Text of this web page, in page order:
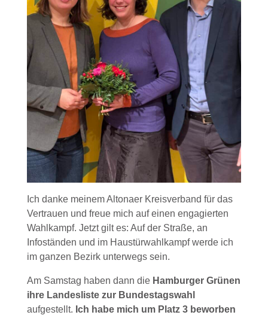
Ich danke meinem Altonaer Kreisverband für das
Vertrauen und freue mich auf einen engagierten
Wahlkampf. Jetzt gilt es: Auf der Straße, an
Infoständen und im Haustürwahlkampf werde ich
im ganzen Bezirk unterwegs sein.
Am Samstag haben dann die Hamburger Grünen
ihre Landesliste zur Bundestagswahl
aufgestellt. Ich habe mich um Platz 3 beworben